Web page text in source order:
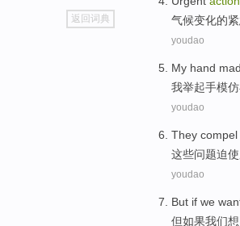
go
top
返回词典
气候变化的
youdao
My hand
我举起手模仿
youdao
They compel
这些问题迫使
youdao
But if we
但如果我们想